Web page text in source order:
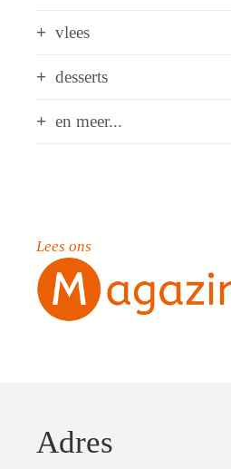
vlees
desserts
en meer...
Lees ons
Adres